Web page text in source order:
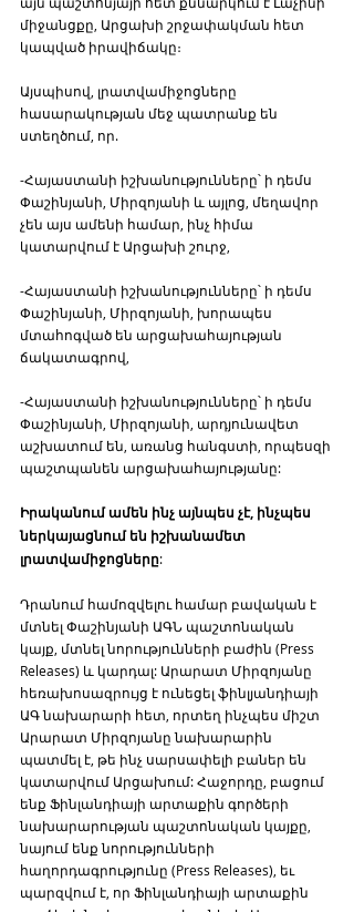
միջանցքը, Արցախի շրջափակման հետ
կապված իրավիճակը։
Այսպիսով, լրատվամիջոցները
հասարակության մեջ պատրանք են
ստեղծում, որ.
-Հայաստանի իշխանությունները՝ ի դեմս
Փաշինյանի, Միրզոյանի և այլոց, մեղավոր
չեն այս ամենի համար, ինչ հիմա
կատարվում է Արցախի շուրջ,
-Հայաստանի իշխանությունները՝ ի դեմս
Փաշինյանի, Միրզոյանի, խորապես
մտահոգված են արցախահայության
ճակատագրով,
-Հայաստանի իշխանությունները՝ ի դեմս
Փաշինյանի, Միրզոյանի, արդյունավետ
աշխատում են, առանց հանգստի, որպեսզի
պաշտպանեն արցախահայությանը:
Իրականում ամեն ինչ այնպես չէ, ինչպես
ներկայացնում են իշխանամետ
լրատվամիջոցները:
Դրանում համոզվելու համար բավական է
մտնել Փաշինյանի ԱԳՆ պաշտոնական
կայք, մտնել նորությունների բաժին (Press
Releases) և կարդալ: Արարատ Միրզոյանը
հեռախոսազրույց է ունեցել ֆինլյանդիայի
ԱԳ նախարարի հետ, որտեղ ինչպես միշտ
Արարատ Միրզոյանը նախարարին
պատմել է, թե ինչ սարսափելի բաներ են
կատարվում Արցախում: Հաջորդը, բացում
ենք Ֆինլանդիայի արտաքին գործերի
նախարարության պաշտոնական կայքը,
նայում ենք նորությունների
հաղորդագրությունը (Press Releases), եւ
պարզվում է, որ Ֆինլանդիայի արտաքին